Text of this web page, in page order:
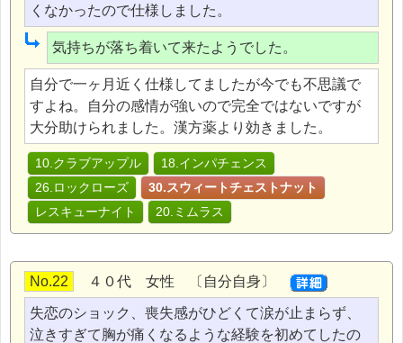
くなかったので仕様しました。
気持ちが落ち着いて来たようでした。
自分で一ヶ月近く仕様してましたが今でも不思議で
すよね。自分の感情が強いので完全ではないですが
大分助けられました。漢方薬より効きました。
10.クラブアップル
18.インパチェンス
26.ロックローズ
30.スウィートチェストナット
レスキューナイト
20.ミムラス
No.22 ４０代 女性 〔自分自身〕
失恋のショック、喪失感がひどくて涙が止まらず、
泣きすぎて胸が痛くなるような経験を初めてしたの